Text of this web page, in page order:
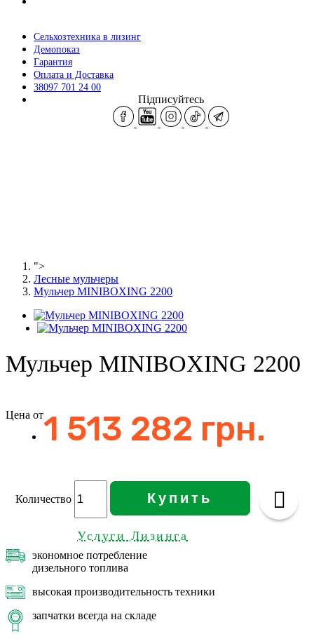
Сельхозтехника в лизинг
Демопоказ
Гарантия
Оплата и Доставка
38097 701 24 00
Підписуйтесь
">
Лесные мульчеры
Мульчер MINIBOXING 2200
Мульчер MINIBOXING 2200
Цена от1 513 282 грн.
Количество Купить
Услуги Лизинга
экономное потребление
дизельного топлива
высокая производительность техники
запчатки всегда на складе